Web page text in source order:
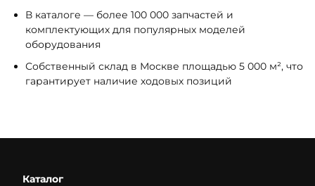
В каталоге — более 100 000 запчастей и
комплектующих для популярных моделей
оборудования
Собственный склад в Москве площадью 5 000 м², что
гарантирует наличие ходовых позиций
Каталог